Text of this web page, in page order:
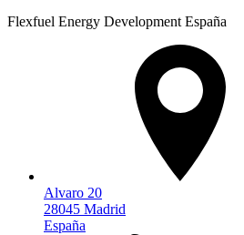
Flexfuel Energy Development España
Alvaro 20
28045 Madrid
España